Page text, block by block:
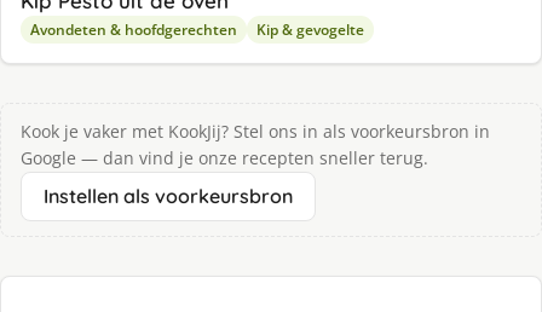
Avondeten & hoofdgerechten Kip & gevogelte
Kook je vaker met KookJij? Stel ons in als voorkeursbron in
Google — dan vind je onze recepten sneller terug.
Instellen als voorkeursbron